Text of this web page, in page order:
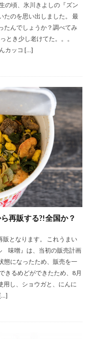
の頃、氷川きよしの『ズン
たのを思い出しました。 最
たんでしょうか？調べてみ
とき少し老けてた。。。
カッコ […]
再販する?!全国か？
となります。 これうまい
味噌』は、当初の販売計画
態になったため、販売を一
きるめどができたため、8月
用し、ショウガと、にんに